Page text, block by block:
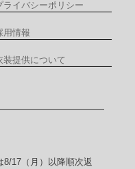
ライバシーポリシー
用情報
装提供について
17（月）以降順次返